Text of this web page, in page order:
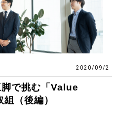
2020/09/2
で挑む「Value
（後編）